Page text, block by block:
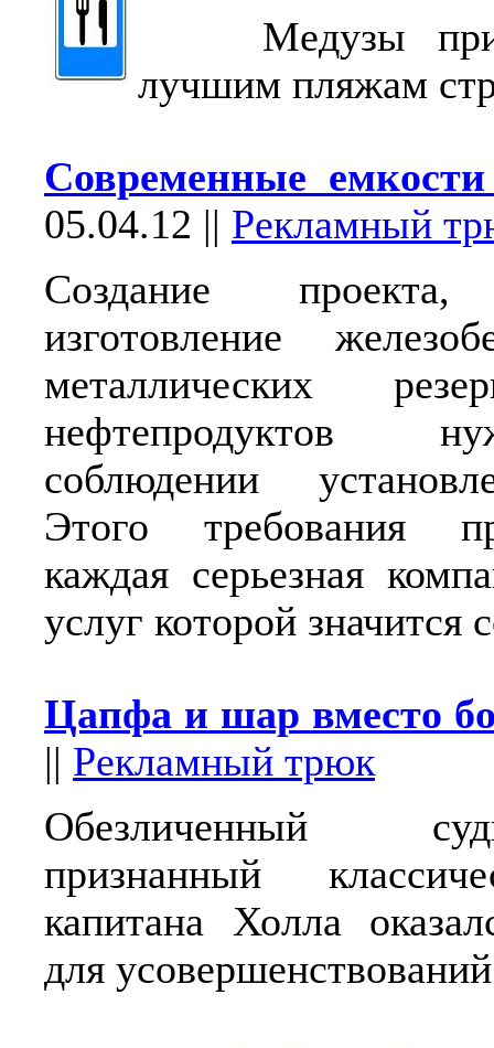
Медузы
лучшим пляжам
Современные
05.04.12 || Рекламный
Создание
изготовление
металлических
нефтепродуктов
соблюдении
Этого требования
каждая серьезная
услуг которой значится
Цапфа и шар вместо
|| Рекламный трюк
Обезличенный
признанный
капитана Холла
для